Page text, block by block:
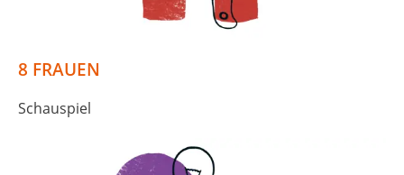
8 FRAUEN
Schauspiel